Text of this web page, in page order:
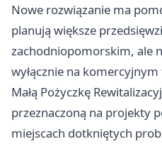
Nowe rozwiązanie ma
planują większe
zachodniopomorskim, ale
wyłącznie na
Małą Pożyczkę
przeznaczoną na projekty
miejscach dotkniętych